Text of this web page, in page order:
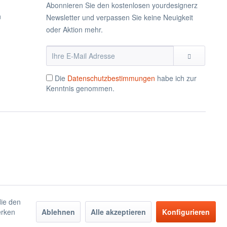
Abonnieren Sie den kostenlosen yourdesignerz
Newsletter und verpassen Sie keine Neuigkeit
oder Aktion mehr.
Die Datenschutzbestimmungen habe ich zur
Kenntnis genommen.
den
Ablehnen Alle akzeptieren Konfigurieren